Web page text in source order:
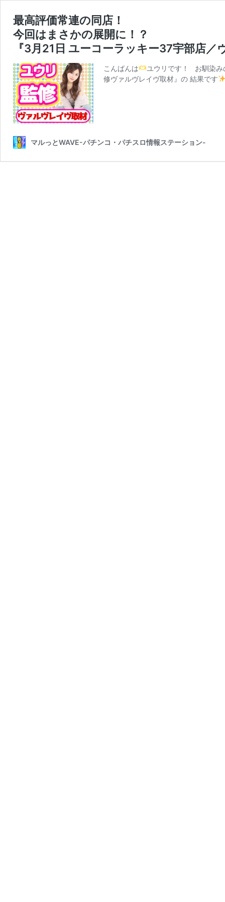
最高評価常連の同店！
今回はまさかの展開に！？
『3月21日 ユーコーラッキー37宇部店／
こんばんは
ユウリです！ お馴染
修ヴァルヴレイヴ取材』の 結果です
マルっとWAVE-パチンコ・パチスロ情報ステーション-